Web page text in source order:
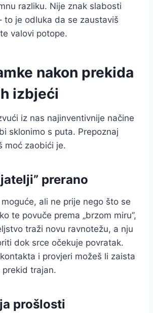
razliku. Nije znak slabosti
to je odluka da se zaustaviš
valovi potope.
nakon prekida
izbjeći
iz nas najinventivnije načine
sklonimo s puta. Prepoznaj
moć zaobići je.
prerano
ali ne prije nego što se
te povuče prema „brzom miru”,
traži novu ravnotežu, a nju
dok srce očekuje povratak.
i provjeri možeš li zaista
trajan.
prošlosti